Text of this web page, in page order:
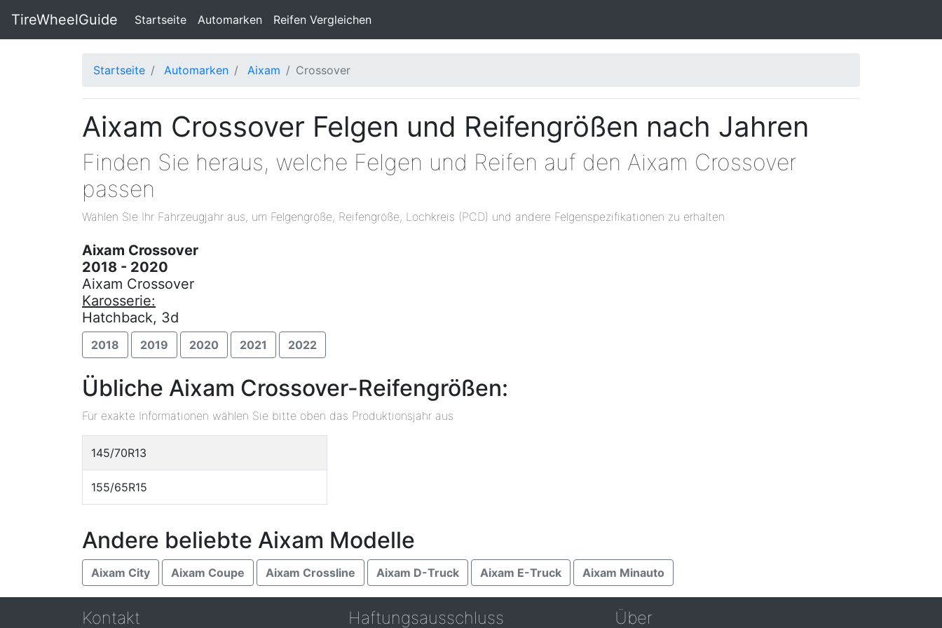
TireWheelGuide Startseite(current)
Automarken Reifen Vergleichen
Startseite Automarken Aixam Crossover
Aixam Crossover Felgen und Reifengrößen nach Jahren
Finden Sie heraus, welche Felgen und Reifen auf den Aixam Crossover
passen
Wählen Sie Ihr Fahrzeugjahr aus, um Felgengröße, Reifengröße, Lochkreis (PCD) und andere Felgenspezifikationen zu erhalten
Aixam Crossover
2018 - 2020
Aixam Crossover
Karosserie:
Hatchback, 3d
2018 2019 2020 2021 2022
Übliche Aixam Crossover-Reifengrößen:
Für exakte Informationen wählen Sie bitte oben das Produktionsjahr aus
145/70R13
155/65R15
Andere beliebte Aixam Modelle
Aixam City Aixam Coupe Aixam Crossline Aixam D-Truck Aixam E-Truck Aixam Minauto
Kontakt Haftungsausschluss Über